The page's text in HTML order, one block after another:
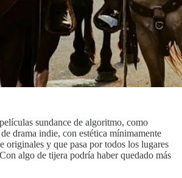
sundance de algoritmo, como
drama indie, con estética mínimamente
originales y que pasa por todos los lugares
algo de tijera podría haber quedado más